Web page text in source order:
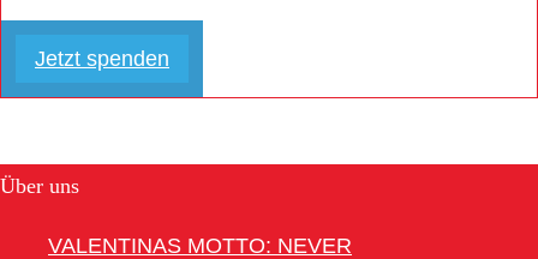
Jetzt spenden
Über uns
VALENTINAS MOTTO: NEVER